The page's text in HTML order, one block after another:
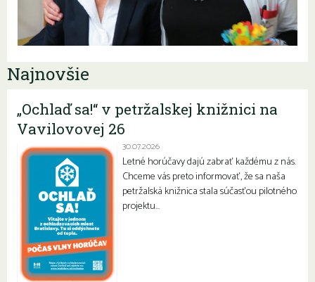
Najnovšie
„Ochlaď sa!“ v petržalskej knižnici na
Vavilovovej 26
30.07.2026
Letné horúčavy dajú zabrať každému z nás.
Chceme vás preto informovať, že sa naša
petržalská knižnica stala súčasťou pilotného
projektu…